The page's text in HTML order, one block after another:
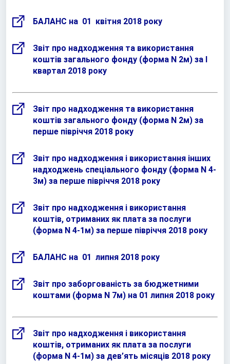
БАЛАНС на 01 квітня 2018 року
Звіт про надходження та використання
коштів загального фонду (форма N 2м) за I
квартал 2018 року
Звіт про надходження та використання
коштів загального фонду (форма N 2м) за
перше півріччя 2018 року
Звіт про надходження і використання інших
надходжень спеціального фонду (форма N 4-
3м) за перше півріччя 2018 року
Звіт про надходження і використання
коштів, отриманих як плата за послуги
(форма N 4-1м) за перше півріччя 2018 року
БАЛАНС на 01 липня 2018 року
Звіт про заборгованість за бюджетними
коштами (форма N 7м) на 01 липня 2018 року
Звіт про надходження і використання
коштів, отриманих як плата за послуги
(форма N 4-1м) за дев’ять місяців 2018 року